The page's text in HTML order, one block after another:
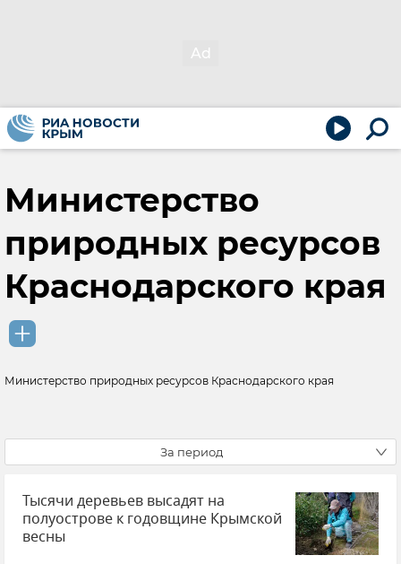
Министерство
природных ресурсов
Краснодарского края
Министерство природных ресурсов Краснодарского края
За период
Тысячи деревьев высадят на
полуострове к годовщине Крымской
весны